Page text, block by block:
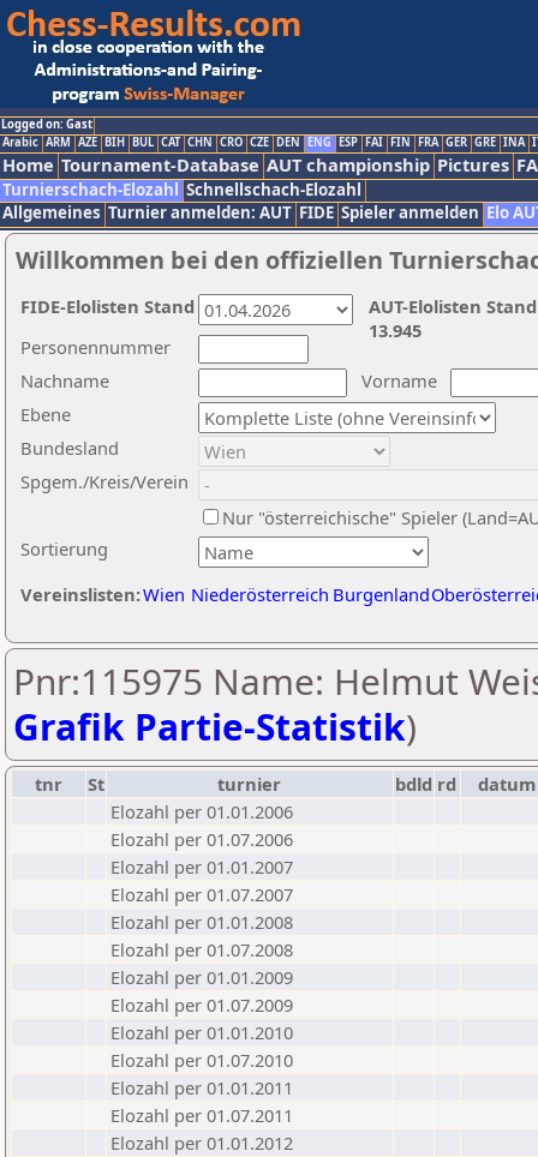
Logged on: Gast
Arabic ARM AZE BIH BUL CAT CHN CRO CZE DEN ENG ESP FAI FIN FRA GER GRE INA
Home Tournament-Database AUT championship Pictures
Turnierschach-Elozahl Schnellschach-Elozahl
Allgemeines Turnier anmelden: AUT FIDE Spieler anmelden Elo
Willkommen bei den offiziellen
Nachname
Vorname
Ebene
Sortierung
Personennummer
Bundesland
Spgem./Kreis/Verein
Nur "österreichische" Spieler
Vereinslisten:Wien Niederösterreich Burgenland
AUT-Elolisten
13.945
FIDE-Elolisten Stand
Pnr:115975 Name: Helmut
Grafik Partie-Statistik)
tnr St turnier bdld rd
datum
Elozahl per 01.01.2006
Elozahl per 01.07.2006
Elozahl per 01.01.2007
Elozahl per 01.07.2007
Elozahl per 01.01.2008
Elozahl per 01.07.2008
Elozahl per 01.01.2009
Elozahl per 01.07.2009
Elozahl per 01.01.2010
Elozahl per 01.07.2010
Elozahl per 01.01.2011
Elozahl per 01.07.2011
Elozahl per 01.01.2012